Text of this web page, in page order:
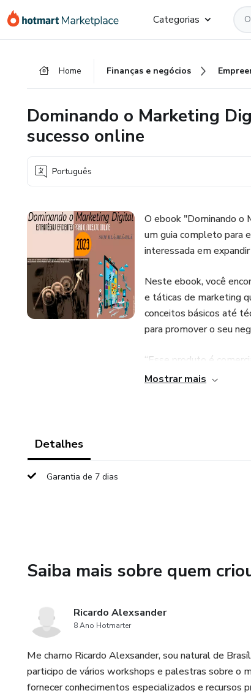
para
para
para
Categorias
Home Finanças e negócios
Dominando o Marketing
sucesso online
Português
O ebook "Dominando o
um guia completo para
interessada em
Neste ebook, você
e táticas de marketing
conceitos básicos até
para promover o seu
“Esse produto é
editorial prévio dos
Mostrar mais
Detalhes
Garantia de 7 dias
Saiba mais sobre quem
Ricardo Alexsander
8 Ano Hotmarter
Me chamo Ricardo Alexsander, sou natural de
participo de vários workshops e palestras sobre o
fornecer conhecimentos especializados e recursos